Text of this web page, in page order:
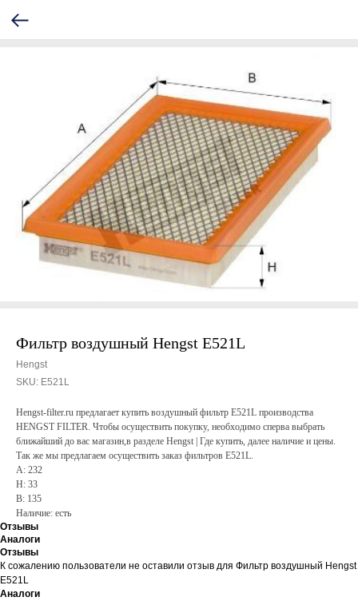
Фильтр воздушный Hengst E521L
Hengst
SKU: E521L
Hengst-filter.ru предлагает купить воздушный фильтр E521L производства
HENGST FILTER. Чтобы осуществить покупку, необходимо сперва выбрать
ближайший до вас магазин,в разделе Hengst | Где купить, далее наличие и цены.
Так же мы предлагаем осуществить заказ фильтров E521L.
A: 232
H: 33
B: 135
Наличие: есть
Отзывы
Аналоги
Отзывы
К сожалению пользователи не оставили отзыв для Фильтр воздушный Hengst
E521L
Аналоги